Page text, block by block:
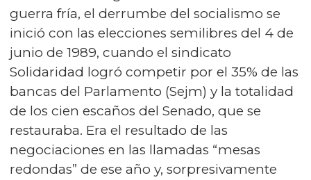
guerra fría, el derrumbe del socialismo se
inició con las elecciones semilibres del 4 de
junio de 1989, cuando el sindicato
Solidaridad logró competir por el 35% de las
bancas del Parlamento (Sejm) y la totalidad
de los cien escaños del Senado, que se
restauraba. Era el resultado de las
negociaciones en las llamadas “mesas
redondas” de ese año y, sorpresivamente